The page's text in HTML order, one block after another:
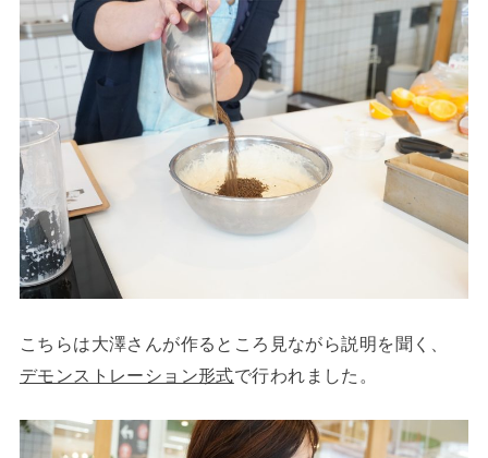
こちらは大澤さんが作るところ見ながら説明を聞く、
デモンストレーション形式で行われました。